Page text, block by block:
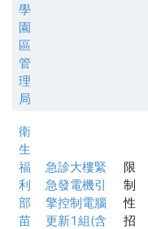
學
園
區
管
理
局
衛
生
福
利
部
苗
急診大樓緊
急發電機引
擎控制電腦
更新1組(含
限
制
性
招